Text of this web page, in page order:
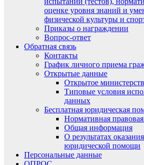
оценке уровня знаний и
физической культуры и
Приказы о награждении
Вопрос-ответ
Обратная связь
Контакты
График личного приема
Открытые данные
Открытое
Типовые условия
данных
Бесплатная юридическая
Нормативная правовая
Общая информация
О результатах
юридической помощи
Персональные данные